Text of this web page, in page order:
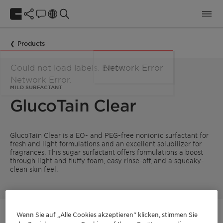
Products
MILD SURFACTANT
GlucoTain Clear
GlucoTain Clear is a EO- and PEG-free nonionic surfactant for
fresh and light formulations and an excellent solubilizer for
fragrances. This sugar surfactant offers formulations a boost
through light and fluffy foam, easy rinse-off, and a squeaky-
clean skin feel.
Kontaktieren Sie uns
Wenn Sie auf „Alle Cookies akzeptieren“ klicken, stimmen Sie